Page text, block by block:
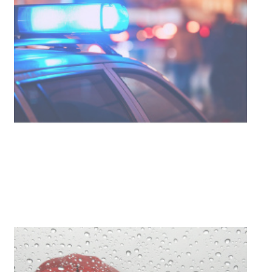
03-08-2026
Turismo accesible para personas
con discapacidad y adultos
mayores
03-08-2026
NOTICIAS
03-08-2026
NOTICIAS